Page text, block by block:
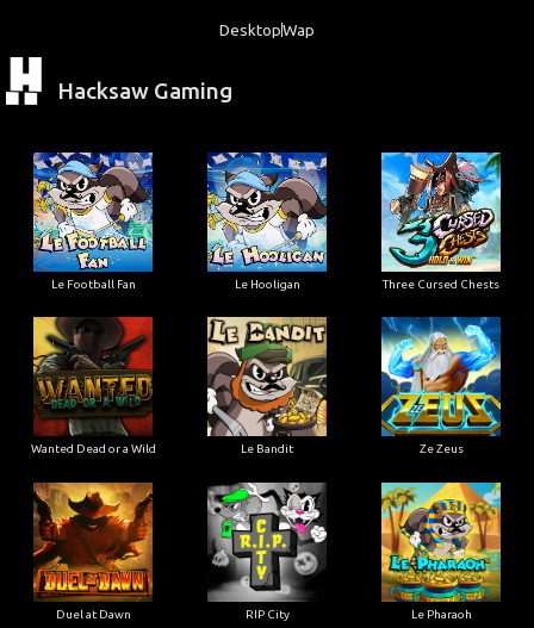
DesktopWap
Hacksaw Gaming
Le Football Fan Le Hooligan Three Cursed Chests
Wanted Dead or a Wild Le Bandit Ze Zeus
Duel at Dawn RIP City Le Pharaoh